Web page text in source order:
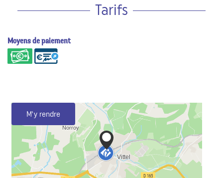
Tarifs
Moyens de paiement
M'y rendre